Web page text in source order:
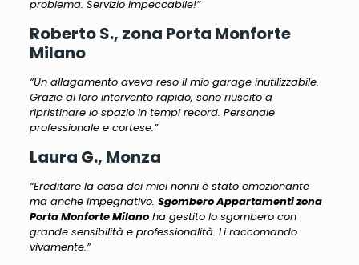
problema. Servizio impeccabile!”
Roberto S., zona Porta Monforte
Milano
“Un allagamento aveva reso il mio garage inutilizzabile.
Grazie al loro intervento rapido, sono riuscito a
ripristinare lo spazio in tempi record. Personale
professionale e cortese.”
Laura G., Monza
“Ereditare la casa dei miei nonni è stato emozionante
ma anche impegnativo. Sgombero Appartamenti zona
Porta Monforte Milanoha gestito lo sgombero con
grande sensibilità e professionalità. Li raccomando
vivamente.”